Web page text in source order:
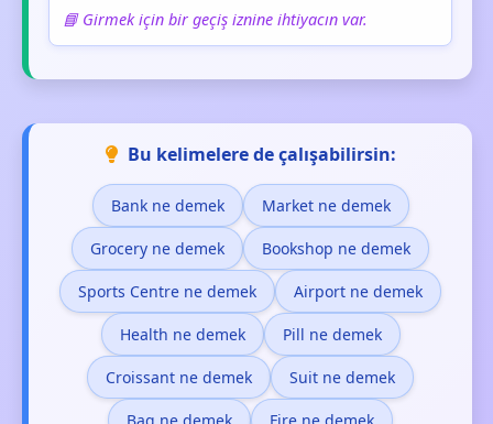
📘 Girmek için bir geçiş iznine ihtiyacın var.
Bu kelimelere de çalışabilirsin:
Bank ne demek Market ne demek
Grocery ne demek Bookshop ne demek
Sports Centre ne demek Airport ne demek
Health ne demek Pill ne demek
Croissant ne demek Suit ne demek